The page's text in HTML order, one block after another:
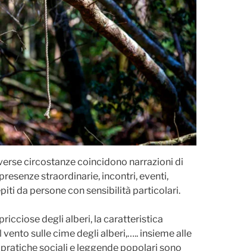
circostanze coincidono narrazioni di
straordinarie, incontri, eventi,
da persone con sensibilità particolari.
degli alberi, la caratteristica
sulle cime degli alberi,….. insieme alle
sociali e leggende popolari sono